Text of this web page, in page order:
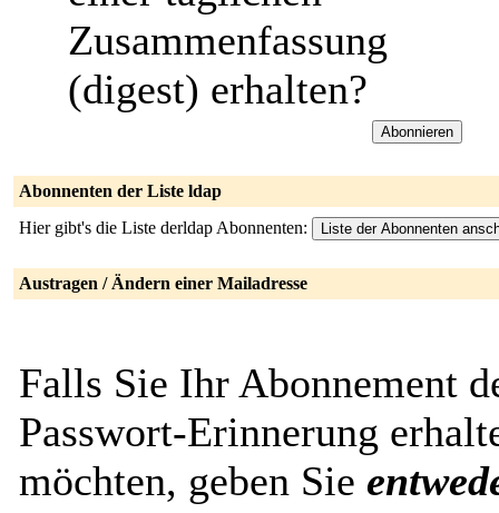
Zusammenfassung
(digest) erhalten?
Abonnenten der Liste ldap
Hier gibt's die Liste derldap Abonnenten:
Austragen / Ändern einer Mailadresse
Falls Sie Ihr Abonnement
Passwort-Erinnerung
möchten, geben Sie